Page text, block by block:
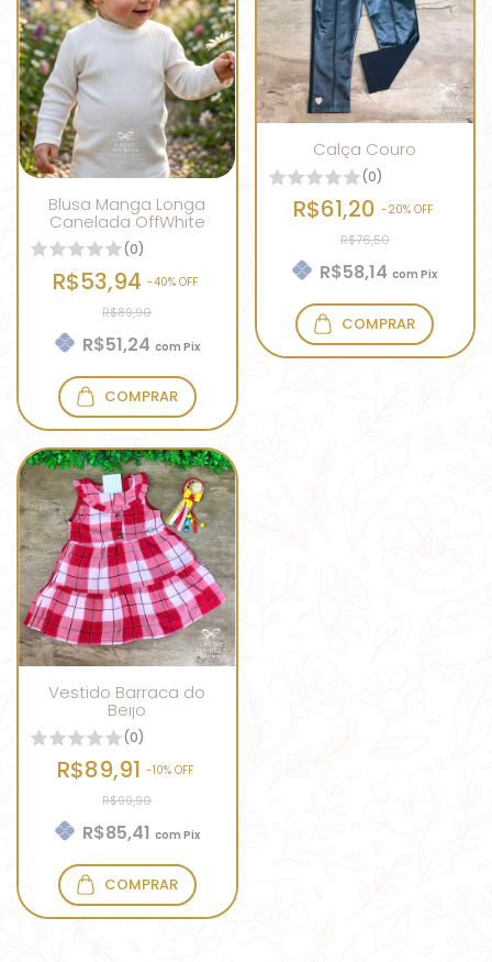
Blusa Manga Longa
Canelada OffWhite
(0)
R$53,94 -40% OFF
R$89,90
R$51,24 com Pix
COMPRAR
Calça Couro
(0)
R$61,20 -20% OFF
R$76,50
R$58,14com Pix
COMPRAR
Vestido Barraca do
Beijo
(0)
R$89,91 -10% OFF
R$99,90
R$85,41 com Pix
COMPRAR